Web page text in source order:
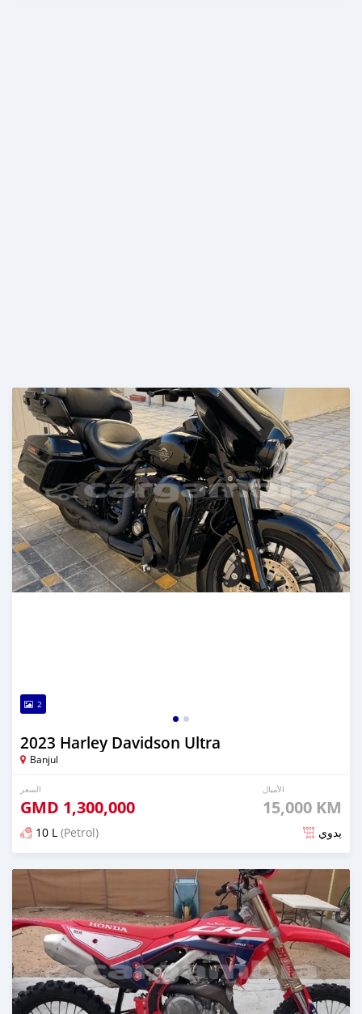
2
2023 Harley Davidson Ultra
Banjul
السعر
GMD 1,300,000
الأميال
15,000 KM
10 L (Petrol) يدوي
تم النشر منذ أكثر من سنة مضت